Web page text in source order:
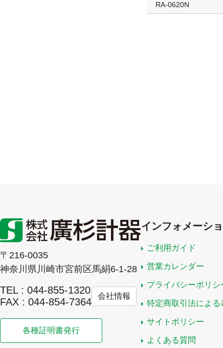
RA-0620N
〒216-0035
神奈川県川崎市宮前区馬絹6-1-28
TEL : 044-855-1320
FAX : 044-854-7364
会社情報
各種証明書発行
インフォメーシ
ご利用ガイド
営業カレンダー
プライバシーポリシ
特定商取引法による
サイトポリシー
よくある質問